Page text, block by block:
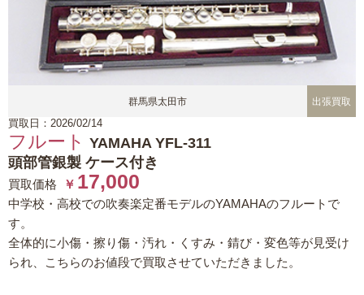
群馬県太田市 出張買取
買取日：2026/02/14
フルート YAMAHA YFL-311
頭部管銀製 ケース付き
買取価格 ￥ 17,000
中学校・高校での吹奏楽定番モデルのYAMAHAのフルートで
す。
全体的に小傷・擦り傷・汚れ・くすみ・錆び・変色等が見受け
られ、こちらのお値段で買取させていただきました。